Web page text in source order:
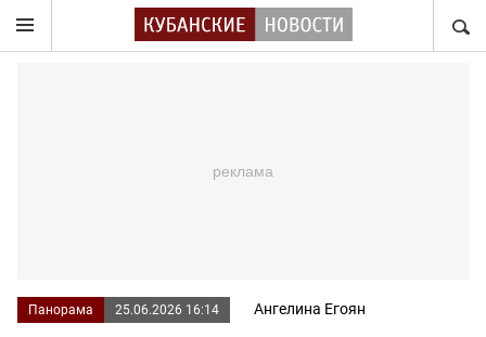
Панорама 25.06.2026 16:14 Ангелина Егоян